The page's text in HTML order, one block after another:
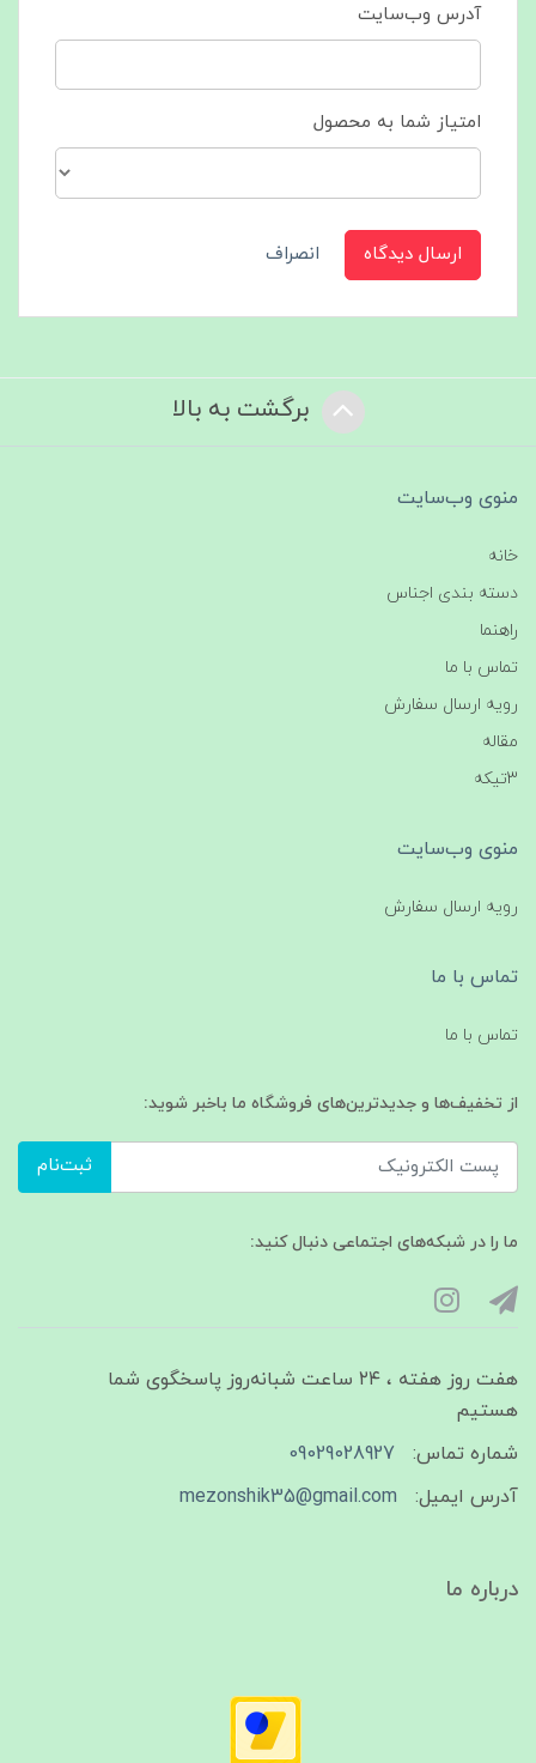
آدرس وب‌سایت
امتیاز شما به محصول
ارسال دیدگاه انصراف
برگشت به بالا
منوی وب‌سایت
خانه
دسته بندی اجناس
راهنما
تماس با ما
رویه ارسال سفارش
مقاله
3تیکه
منوی وب‌سایت
رویه ارسال سفارش
تماس با ما
تماس با ما
از تخفیف‌ها و جدیدترین‌های فروشگاه ما باخبر شوید:
ثبت‌نام
ما را در شبکه‌های اجتماعی دنبال کنید:
هفت روز هفته ، ۲۴ ساعت شبانه‌روز پاسخگوی شما
هستیم
شماره تماس:
09029028927
آدرس ایمیل:
mezonshik35@gmail.com
درباره ما